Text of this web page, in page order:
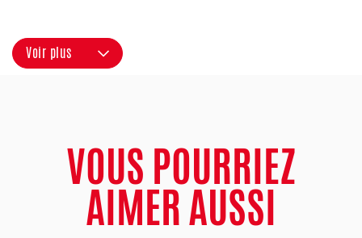
Voir plus
VOUS POURRIEZ
AIMER AUSSI